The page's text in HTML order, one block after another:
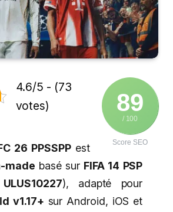
89
/ 100
Score SEO
4.6/5 - (73
votes)
26 PPSSPPest
made basé sur FIFA 14 PSP
ULUS10227), adapté pour
v1.17+ sur Android, iOS et